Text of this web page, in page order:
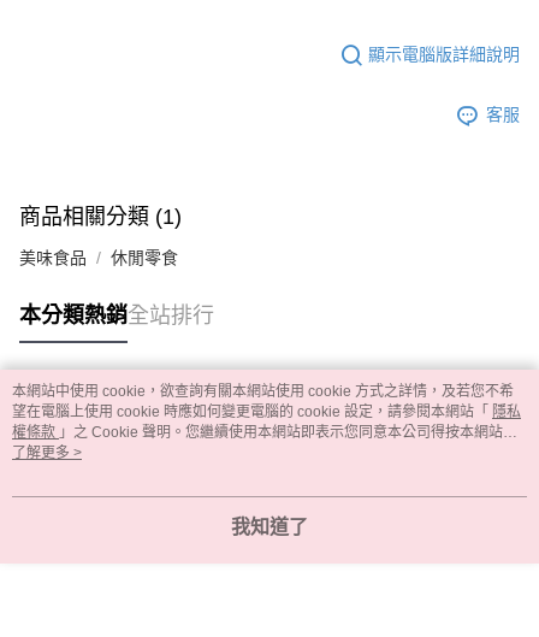
顯示電腦版詳細說明
客服
商品相關分類 (1)
美味食品 休閒零食
本分類熱銷全站排行
熱門標籤
本網站中使用 cookie，欲查詢有關本網站使用 cookie 方式之詳情，及若您不希
望在電腦上使用 cookie 時應如何變更電腦的 cookie 設定，請參閱本網站「 隱私
權條款 」之 Cookie 聲明。您繼續使用本網站即表示您同意本公司得按本網站使
用條款之 Cookie 聲明使用 cookie。
了解更多 >
我知道了